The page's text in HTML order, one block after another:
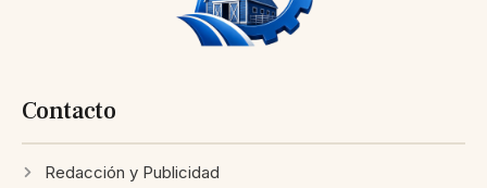
Contacto
Redacción y Publicidad